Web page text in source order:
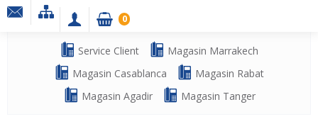
Service Client
Magasin Marrakech
Magasin Casablanca
Magasin Rabat
Magasin Agadir
Magasin Tanger
0